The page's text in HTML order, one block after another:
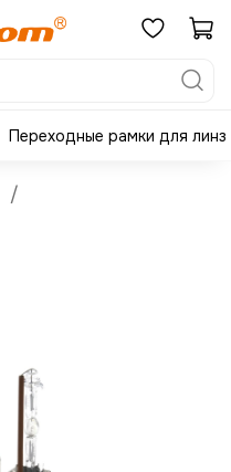
Переходные рамки для линз